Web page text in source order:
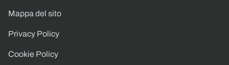
Mappa del sito
Privacy Policy
Cookie Policy